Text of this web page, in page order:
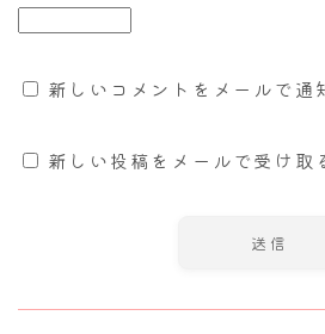
新しいコメントをメールで通
新しい投稿をメールで受け取